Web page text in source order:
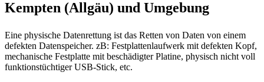
Kempten (Allgäu) und Umgebung
Eine physische Datenrettung ist das Retten von Daten von einem
defekten Datenspeicher. zB: Festplattenlaufwerk mit defekten Kopf,
mechanische Festplatte mit beschädigter Platine, physisch nicht voll
funktionstüchtiger USB-Stick, etc.